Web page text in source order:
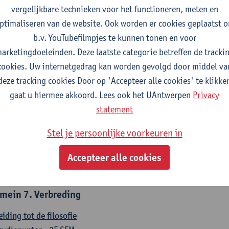
1E/2E SEM
studiepunten
Tom Van Caneghem Christine Lippens
6. Kwantitatieve methoden
statistiek en kansrekenen
2E SEM
studiepunten
Stephan Van der Veeken
methoden en technieken
1E/2E SEM
Ida Ruts
7. Verbreding
tot de filosofie
vergelijkbare technieken voor het functioneren, meten en
van de website. Ook worden er cookies geplaatst
b.v. YouTubefilmpjes te kunnen tonen en voor
Deze laatste categorie betreffen de
Uw internetgedrag kan worden gevolgd door middel
tracking cookies Door op 'Accepteer alle cookies' te
gaat u hiermee akkoord. Lees ook het UAntwerpen Privacy
statement
Stel je persoonlijke voorkeuren in
Accepteer alle cookies